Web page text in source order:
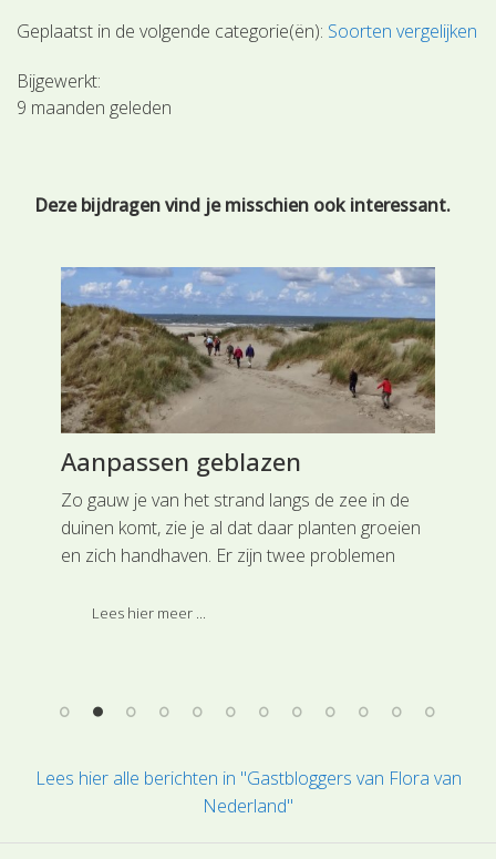
Geplaatst in de volgende categorie(ën): Soorten vergelijken
Bijgewerkt:
9 maanden geleden
Deze bijdragen vind je misschien ook interessant.
Aanpassen geblazen
Zo gauw je van het strand langs de zee in de
duinen komt, zie je al dat daar planten groeien
en zich handhaven. Er zijn twee problemen
De harde en daardoor uitdrogende wind en het
Lees hier meer ...
Lees hier alle berichten in "Gastbloggers van Flora van
Nederland"